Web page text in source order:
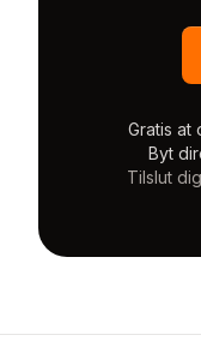
Gratis at
Byt
Tilslut dig